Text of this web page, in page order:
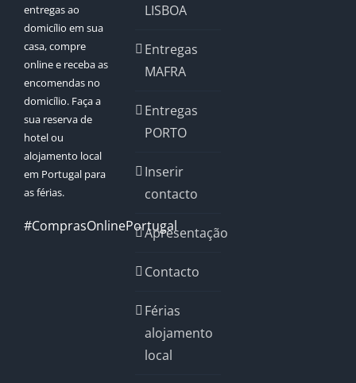
entregas ao
domicílio em sua
casa, compre
online e receba as
encomendas no
domicílio. Faça a
sua reserva de
hotel ou
alojamento local
em Portugal para
as férias.
#ComprasOnlinePortugal
LISBOA
Entregas
MAFRA
Entregas
PORTO
Inserir
contacto
Apresentação
Contacto
Férias
alojamento
local